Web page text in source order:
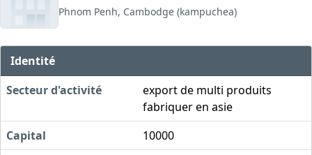
Phnom Penh, Cambodge (kampuchea)
Identité
Secteur d'activité
export de multi produits
fabriquer en asie
Capital
10000